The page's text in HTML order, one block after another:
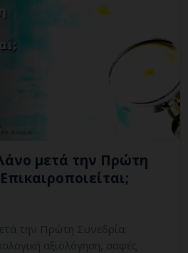
μετά την Πρώτη
την Πρώτη Συνεδρία:
αξιολόγηση, σαφές